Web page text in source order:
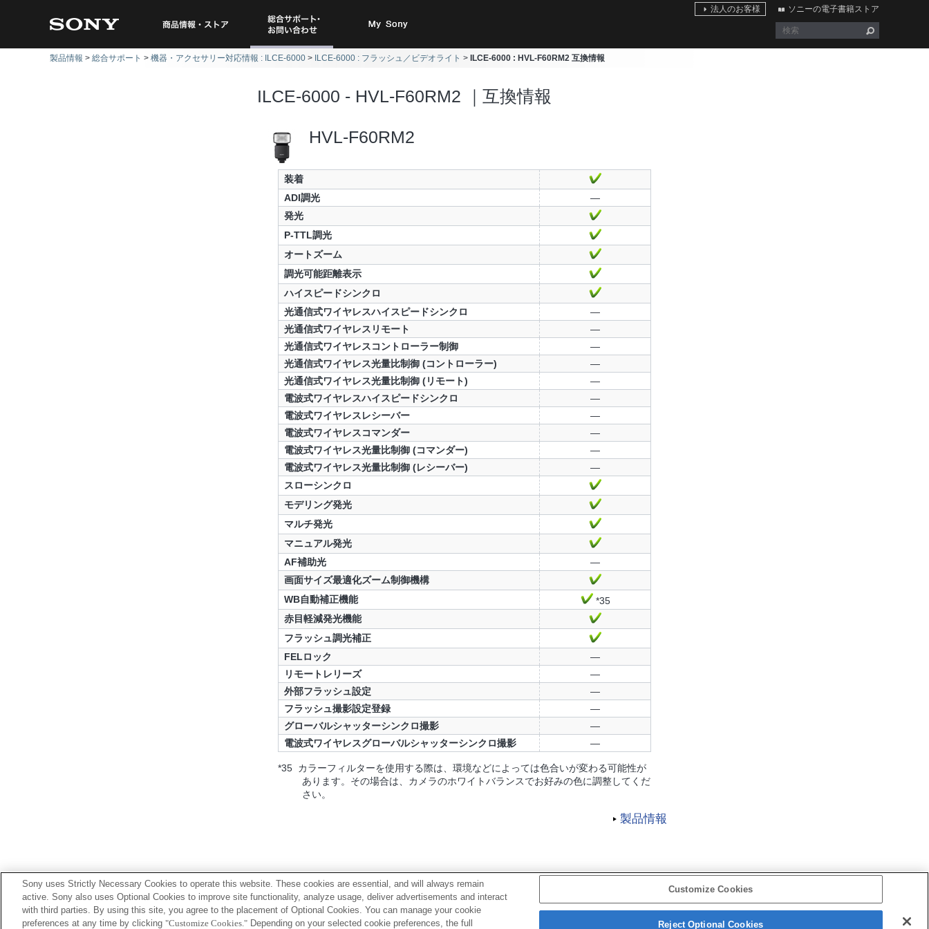
商品情報・ストア
総合サポート・お
My Sony
法人のお客様 ソニーの電子書籍ストア
製品情報 総合サポート 機器・アクセサリー対応情報 : ILCE-6000 ILCE-6000 : フラッシュ／ビデオライト ILCE-6000 : HVL-F60RM2 互換情報
ILCE-6000 - HVL-F60RM2 ｜互換情報
HVL-F60RM2
装着
ADI調光
—
発光
P-TTL調光
オートズーム
調光可能距離表示
ハイスピードシンクロ
光通信式ワイヤレスハイスピードシンクロ
—
光通信式ワイヤレスリモート
—
光通信式ワイヤレスコントローラー制御
—
光通信式ワイヤレス光量比制御 (コントローラー)
—
光通信式ワイヤレス光量比制御 (リモート)
—
電波式ワイヤレスハイスピードシンクロ
—
電波式ワイヤレスレシーバー
—
電波式ワイヤレスコマンダー
—
電波式ワイヤレス光量比制御 (コマンダー)
—
電波式ワイヤレス光量比制御 (レシーバー)
—
スローシンクロ
モデリング発光
マルチ発光
マニュアル発光
AF補助光
—
画面サイズ最適化ズーム制御機構
WB自動補正機能
*35
赤目軽減発光機能
フラッシュ調光補正
FELロック
—
リモートレリーズ
—
外部フラッシュ設定
—
フラッシュ撮影設定登録
—
グローバルシャッターシンクロ撮影
—
電波式ワイヤレスグローバルシャッターシンクロ撮影
—
*35 カラーフィルターを使⽤する際は、環境などによっては⾊合いが変わる可能性が
あります。その場合は、カメラのホワイトバランスでお好みの⾊に調整してくだ
さい。
製品情報
プレスリリース ご利用条件 プライバシーポリシー クッキーポリシー
Sony uses Strictly Necessary Cookies to operate this website. These cookies are essential, and will always remain
active. Sony also uses Optional Cookies to improve site functionality, analyze usage, deliver advertisements and interact
with third parties. By using this site, you agree to the placement of Optional Cookies. You can manage your cookie
preferences at any time by clicking "Customize Cookies." Depending on your selected cookie preferences, the full
Customize Cookies
Reject Optional Cookies